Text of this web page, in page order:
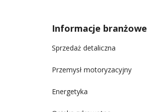
Informacje branżowe
Sprzedaż detaliczna
Przemysł motoryzacyjny
Energetyka